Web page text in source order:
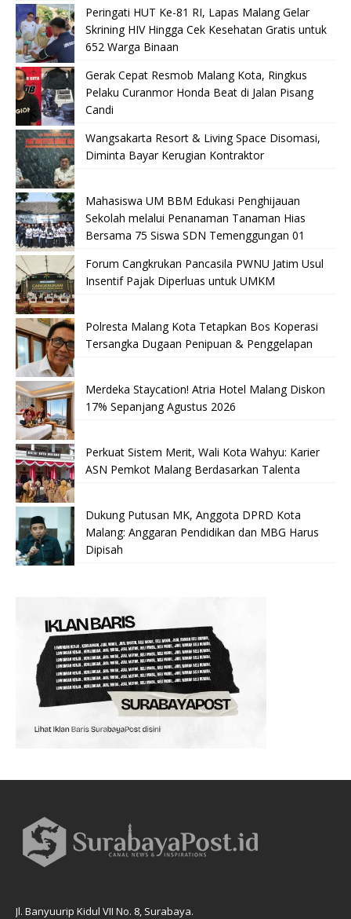
Peringati HUT Ke-81 RI, Lapas Malang Gelar
Skrining HIV Hingga Cek Kesehatan Gratis untuk
652 Warga Binaan
Gerak Cepat Resmob Malang Kota, Ringkus
Pelaku Curanmor Honda Beat di Jalan Pisang
Candi
Wangsakarta Resort & Living Space Disomasi,
Diminta Bayar Kerugian Kontraktor
Mahasiswa UM BBM Edukasi Penghijauan
Sekolah melalui Penanaman Tanaman Hias
Bersama 75 Siswa SDN Temenggungan 01
Forum Cangkrukan Pancasila PWNU Jatim Usul
Insentif Pajak Diperluas untuk UMKM
Polresta Malang Kota Tetapkan Bos Koperasi
Tersangka Dugaan Penipuan & Penggelapan
Merdeka Staycation! Atria Hotel Malang Diskon
17% Sepanjang Agustus 2026
Perkuat Sistem Merit, Wali Kota Wahyu: Karier
ASN Pemkot Malang Berdasarkan Talenta
Dukung Putusan MK, Anggota DPRD Kota
Malang: Anggaran Pendidikan dan MBG Harus
Dipisah
Jl. Banyuurip Kidul VII No. 8, Surabaya.